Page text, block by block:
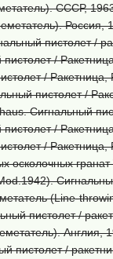
СССР,
Россия,
пистолет /
/
/
пистолет /
Сигнальный
/
/
осколочных
(Line-
пистолет /
Англия,
пистолет /